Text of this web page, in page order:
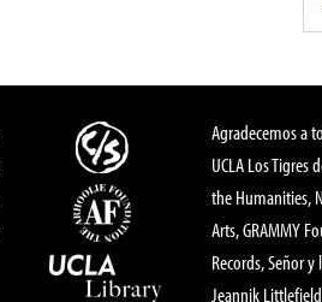
Agradecemos a
UCLA Los
the Humanities,
Arts, GRAMMY
Records, Señor
Jeannik